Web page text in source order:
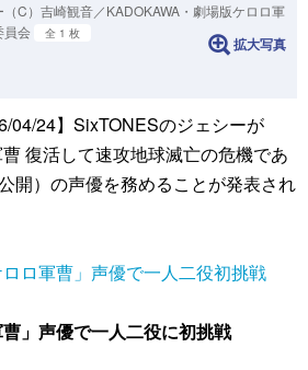
（C）吉崎観音／KADOKAWA・劇場版ケロロ軍
員会
全 1 枚
拡大写真
04/24】SixTONESのジェシーが
復活して速攻地球滅亡の危機であ
開）の声優を務めることが発表され
ロロ軍曹」声優で一人二役初挑戦
」声優で一人二役に初挑戦